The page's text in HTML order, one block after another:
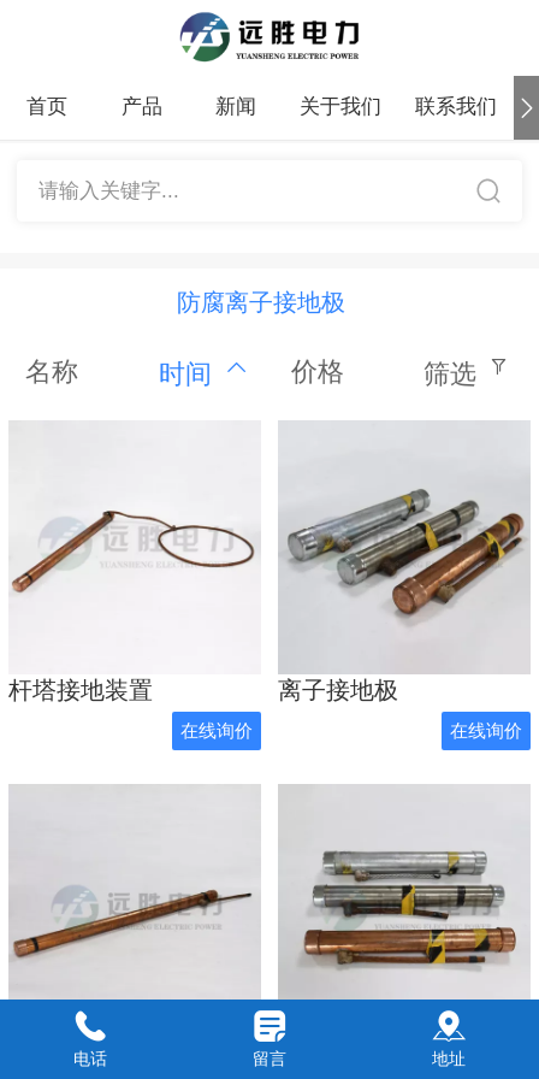
首页 产品 新闻 关于我们 联系我们
请输入关键字...
防腐离子接地极
名称 时间 价格 筛选
杆塔接地装置
在线询价
离子接地极
在线询价
防腐离子接地极 离子接地极
电话 留言 地址